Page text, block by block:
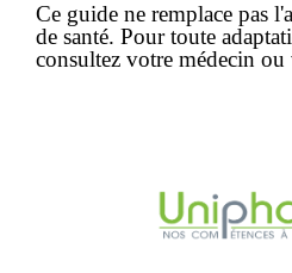
Ce guide ne remplace pas
de santé. Pour toute
consultez votre médecin